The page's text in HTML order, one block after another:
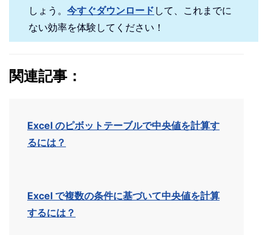
しょう。 今すぐダウンロード して、これまでに
ない効率を体験してください！
関連記事：
Excel のピボットテーブルで中央値を計算す
るには？
Excel で複数の条件に基づいて中央値を計算
するには？